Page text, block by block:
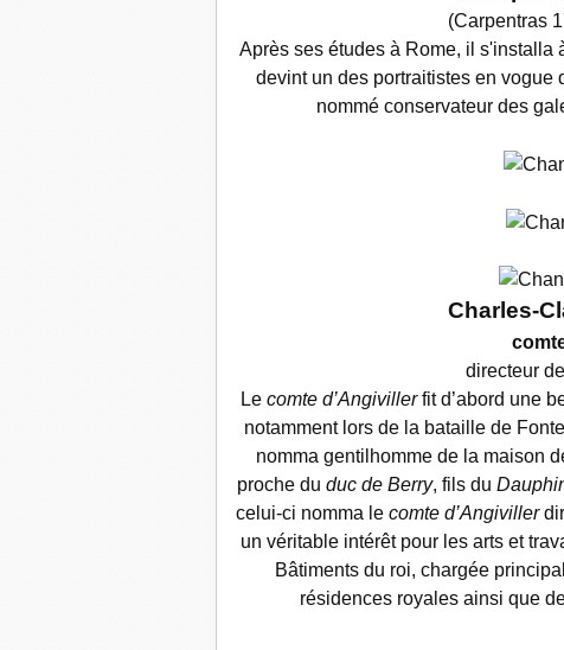
(Carpentras
Après ses études à Rome, il s'installa
devint un des portraitistes en vogue
nommé conservateur des
Charles-
directeur
Le comte d’Angivillerfit d’abord une
notamment lors de la bataille de
nomma gentilhomme de la maison
proche du duc de Berry, fils du
celui-ci nomma le comte d’Angiviller
un véritable intérêt pour les arts et
Bâtiments du roi, chargée
résidences royales ainsi que